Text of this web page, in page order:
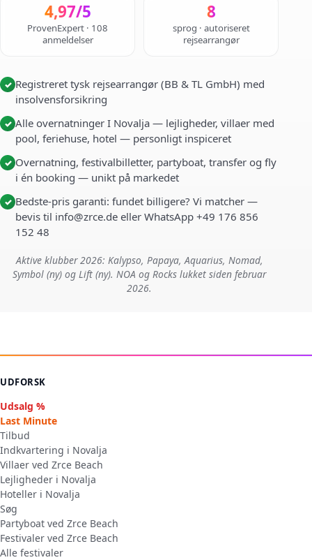
4,97/5
ProvenExpert · 108
anmeldelser
8
sprog · autoriseret
rejsearrangør
✓ Registreret tysk rejsearrangør (BB & TL GmbH) med
insolvensforsikring
✓ Alle overnatninger I Novalja — lejligheder, villaer med
pool, feriehuse, hotel — personligt inspiceret
✓ Overnatning, festivalbilletter, partyboat, transfer og fly
i én booking — unikt på markedet
✓ Bedste-pris garanti: fundet billigere? Vi matcher —
bevis til info@zrce.de eller WhatsApp +49 176 856
152 48
Aktive klubber 2026: Kalypso, Papaya, Aquarius, Nomad,
Symbol (ny) og Lift (ny). NOA og Rocks lukket siden februar
2026.
UDFORSK
Udsalg %
Last Minute
Tilbud
Indkvartering i Novalja
Villaer ved Zrce Beach
Lejligheder i Novalja
Hoteller i Novalja
Søg
Partyboat ved Zrce Beach
Festivaler ved Zrce Beach
Alle festivaler